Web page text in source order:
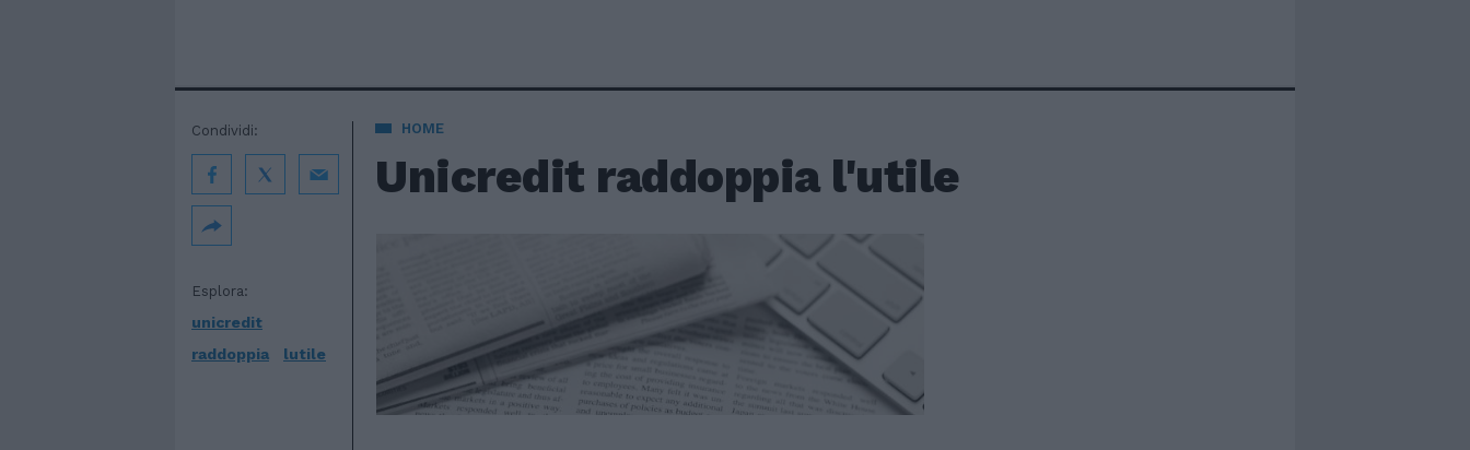
HOME
Unicredit raddoppia l'utile
Esplora:
unicredit
raddoppia
lutile
Condividi: